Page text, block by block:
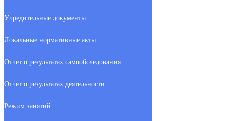
Учредительные документы
Локальные нормативные акты
Отчет о результатах самообследования
Отчет о результатах деятельности
Режим занятий